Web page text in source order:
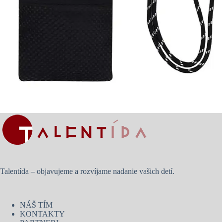
Talentída – objavujeme a rozvíjame nadanie vašich detí.
NÁŠ TÍM
KONTAKTY